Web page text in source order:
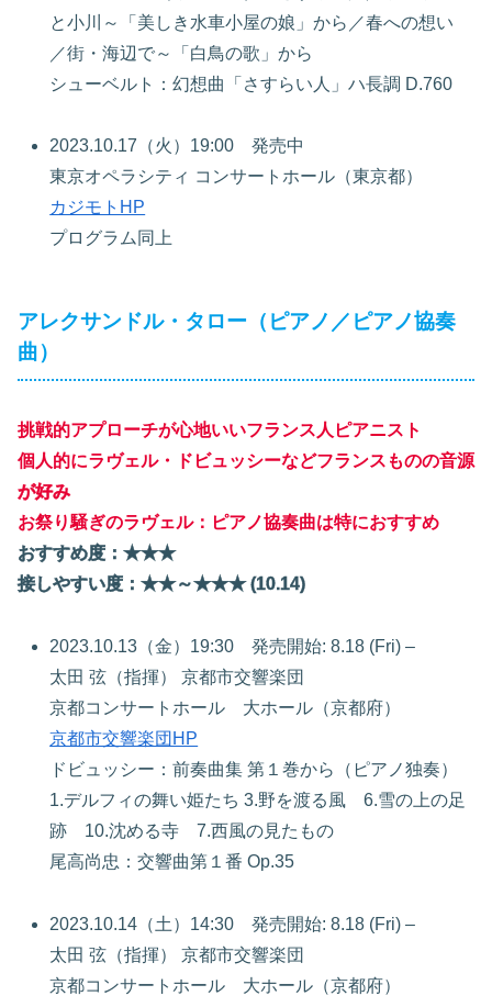
と小川～「美しき水車小屋の娘」から／春への想い
／街・海辺で～「白鳥の歌」から
シューベルト：幻想曲「さすらい人」ハ長調 D.760
2023.10.17（火）19:00 発売中
東京オペラシティ コンサートホール（東京都）
カジモトHP
プログラム同上
アレクサンドル・タロー（ピアノ／ピアノ協奏
曲）
挑戦的アプローチが心地いいフランス人ピアニスト
個人的にラヴェル・ドビュッシーなどフランスものの音源
が好み
お祭り騒ぎのラヴェル：ピアノ協奏曲は特におすすめ
おすすめ度：★★★
接しやすい度：★★～★★★ (10.14)
2023.10.13（金）19:30 発売開始: 8.18 (Fri) –
太田 弦（指揮） 京都市交響楽団
京都コンサートホール 大ホール（京都府）
京都市交響楽団HP
ドビュッシー：前奏曲集 第１巻から（ピアノ独奏）
1.デルフィの舞い姫たち 3.野を渡る風 6.雪の上の足
跡 10.沈める寺 7.西風の見たもの
尾高尚忠：交響曲第１番 Op.35
2023.10.14（土）14:30 発売開始: 8.18 (Fri) –
太田 弦（指揮） 京都市交響楽団
京都コンサートホール 大ホール（京都府）